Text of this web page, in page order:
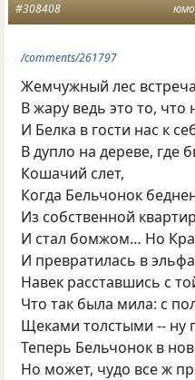
#308408
/comments/261797
Жемчужный лес
В жару ведь это то, что
И Белка в гости нас к
В дупло на дереве, где
Кошачий слет,
Когда Бельчонок
Из собственной
И стал бомжом… Но
И превратилась в
Навек расставшись с
Что так была мила: с
Щеками толстыми -- ну
Теперь Бельчонок в
Но может, чудо все ж